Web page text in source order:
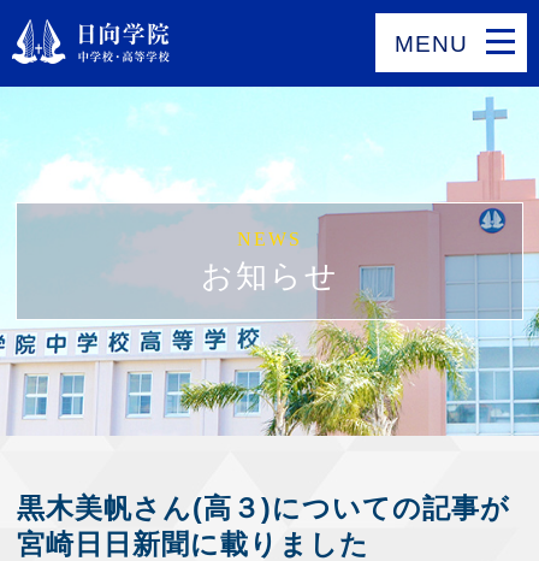
MENU
NEWS
お知らせ
黒木美帆さん(高３)についての記事が
宮崎日日新聞に載りました